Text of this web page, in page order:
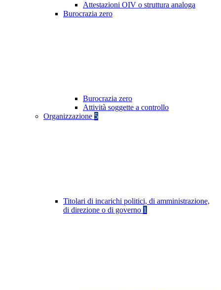
Attestazioni OIV o struttura analoga
Burocrazia zero
Burocrazia zero
Attività soggette a controllo
Organizzazione 5
Titolari di incarichi politici, di amministrazione,
di direzione o di governo 1